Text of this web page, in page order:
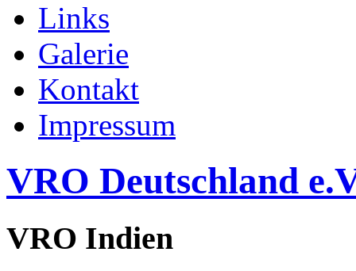
Links
Galerie
Kontakt
Impressum
VRO Deutschland
VRO Indien